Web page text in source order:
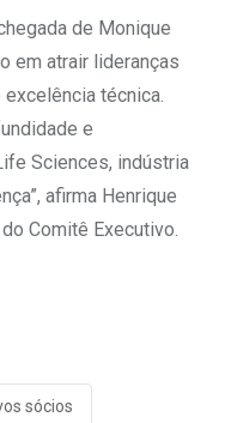
de Monique
em atrair lideranças
técnica.
e
Sciences, indústria
afirma Henrique
Comitê Executivo.
sócios